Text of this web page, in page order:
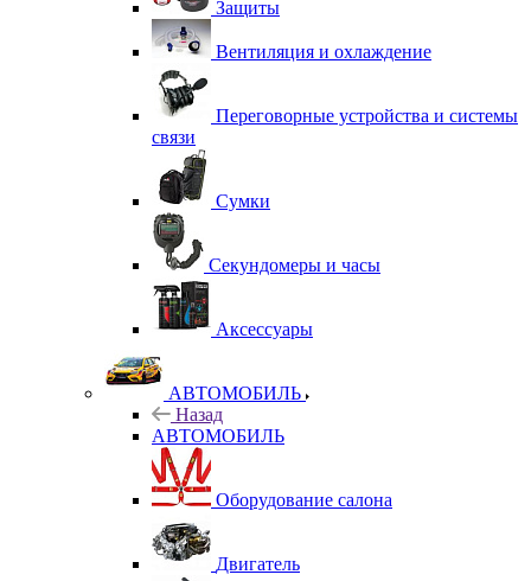
Защиты
Вентиляция и охлаждение
Переговорные устройства и системы
связи
Сумки
Секундомеры и часы
Аксессуары
АВТОМОБИЛЬ
Назад
АВТОМОБИЛЬ
Оборудование салона
Двигатель